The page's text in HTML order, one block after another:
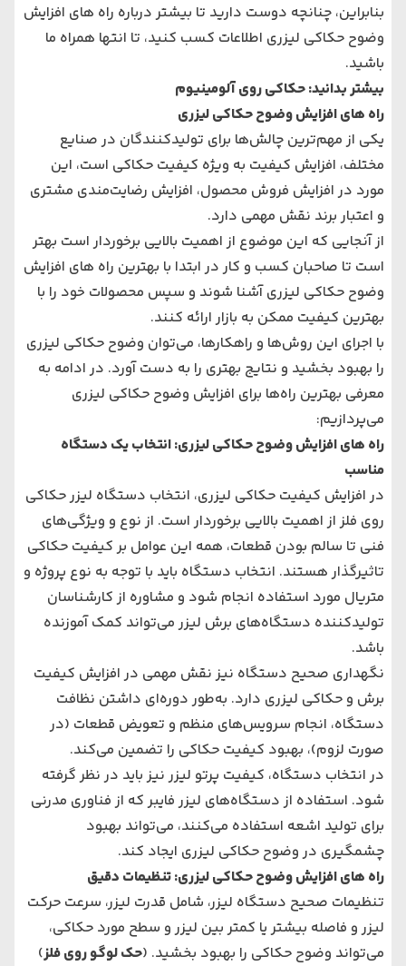
بنابراین، چنانچه دوست دارید تا بیشتر درباره راه‌ های افزایش
وضوح حکاکی لیزری اطلاعات کسب کنید، تا انتها همراه ما
باشید.
بیشتر بدانید: حکاکی روی آلومینیوم
راه‌ های افزایش وضوح حکاکی لیزری
یکی از مهم‌ترین چالش‌ها برای تولیدکنندگان در صنایع
مختلف، افزایش کیفیت به ویژه کیفیت حکاکی است، این
مورد در افزایش فروش محصول، افزایش رضایت‌مندی مشتری
و اعتبار برند نقش مهمی دارد.
از آنجایی که این موضوع از اهمیت بالایی برخوردار است بهتر
است تا صاحبان کسب و کار در ابتدا با بهترین راه‌ های افزایش
وضوح حکاکی لیزری آشنا شوند و سپس محصولات خود را با
بهترین کیفیت ممکن به بازار ارائه کنند.
با اجرای این روش‌ها و راهکارها، می‌توان وضوح حکاکی لیزری
را بهبود بخشید و نتایج بهتری را به دست آورد. در ادامه به
معرفی بهترین راه‌ها برای افزایش وضوح حکاکی لیزری
می‌پردازیم:
راه های افزایش وضوح حکاکی لیزری: انتخاب یک دستگاه
مناسب
در افزایش کیفیت حکاکی لیزری، انتخاب دستگاه لیزر حکاکی
روی فلزاز اهمیت بالایی برخوردار است. از نوع و ویژگی‌های
فنی تا سالم بودن قطعات، همه این عوامل بر کیفیت حکاکی
تاثیرگذار هستند. انتخاب دستگاه باید با توجه به نوع پروژه و
متریال مورد استفاده انجام شود و مشاوره از کارشناسان
تولیدکننده دستگاه‌های برش لیزر می‌تواند کمک آموزنده
باشد.
نگهداری صحیح دستگاه نیز نقش مهمی در افزایش کیفیت
برش و حکاکی لیزری دارد. به‌طور دوره‌ای داشتن نظافت
دستگاه، انجام سرویس‌های منظم و تعویض قطعات (در
صورت لزوم)، بهبود کیفیت حکاکی را تضمین می‌کند.
در انتخاب دستگاه، کیفیت پرتو لیزر نیز باید در نظر گرفته
شود. استفاده از دستگاه‌های لیزر فایبر که از فناوری مدرنی
برای تولید اشعه استفاده می‌کنند، می‌تواند بهبود
چشمگیری در وضوح حکاکی لیزری ایجاد کند.
راه های افزایش وضوح حکاکی لیزری: تنظیمات دقیق
تنظیمات صحیح دستگاه لیزر، شامل قدرت لیزر، سرعت حرکت
لیزر و فاصله بیشتر یا کمتر بین لیزر و سطح مورد حکاکی،
می‌تواند وضوح حکاکی را بهبود بخشید. (حک لوگو روی فلز)